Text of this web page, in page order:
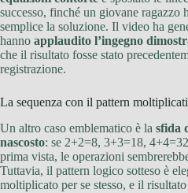
successo, finché un giovane ragazzo
semplice la soluzione. Il video ha
hanno applaudito l’ingegno
che il risultato fosse stato
registrazione.
La sequenza con il pattern
Un altro caso emblematico è la sfida
nascosto: se 2+2=8, 3+3=18,
prima vista, le operazioni
Tuttavia, il pattern logico sotteso è
moltiplicato per se stesso, e il